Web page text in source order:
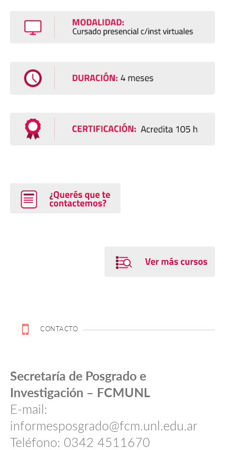
CONTACTO
Secretaría de Posgrado e
Investigación – FCMUNL
E-mail:
informesposgrado@fcm.unl.edu.ar
Teléfono: 0342 4511670